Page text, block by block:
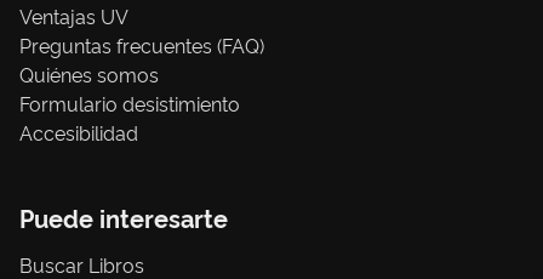
Ventajas UV
Preguntas frecuentes (FAQ)
Quiénes somos
Formulario desistimiento
Accesibilidad
Puede interesarte
Buscar Libros